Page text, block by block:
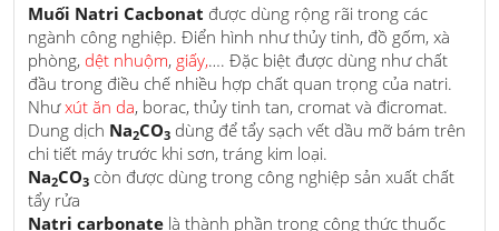
Muối Natri Cacbonat được dùng rộng rãi trong các
ngành công nghiệp. Điển hình như thủy tinh, đồ gốm, xà
phòng, dệt nhuộm, giấy,…. Đặc biệt được dùng như chất
đầu trong điều chế nhiều hợp chất quan trọng của natri.
Nhưxút ăn da, borac, thủy tinh tan, cromat và đicromat.
Dung dịch Na2CO3 dùng để tẩy sạch vết dầu mỡ bám trên
chi tiết máy trước khi sơn, tráng kim loại.
Na2CO3 còn được dùng trong công nghiệp sản xuất chất
tẩy rửa
Natri carbonate là thành phần trong công thức thuốc